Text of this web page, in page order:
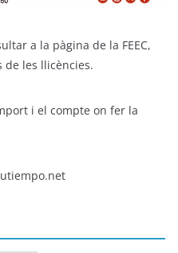
a la pàgina de la FEEC,
les llicències.
i el compte on fer la